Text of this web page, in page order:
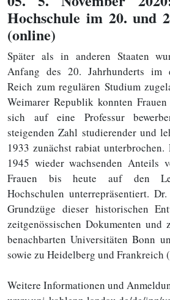
Hochschule im 20. und
(online)
Später als in anderen Staaten
Anfang des 20. Jahrhunderts im
Reich zum regulären Studium
Weimarer Republik konnten
sich auf eine Professur
steigenden Zahl studierender und
1933 zunächst rabiat
1945 wieder wachsenden Anteils
Frauen bis heute auf den
Hochschulen unterrepräsentiert.
Grundzüge dieser historischen
zeitgenössischen Dokumenten und
benachbarten Universitäten Bonn
sowie zu Heidelberg und Frankreich
Weitere Informationen und